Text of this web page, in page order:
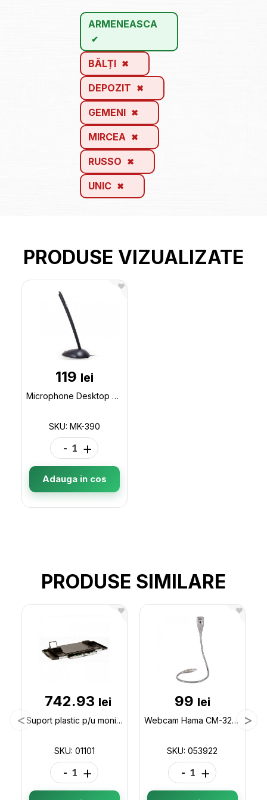
ARMENEASCA
BĂLȚI
DEPOZIT
GEMENI
MIRCEA
RUSSO
UNIC
PRODUSE VIZUALIZATE
119 lei
Microphone Desktop SVEN MK-390 MK-390
SKU: MK-390
- +
Adauga in cos
PRODUSE SIMILARE
742.93 lei
Suport plastic p/u monitor 7 piese 01101
SKU: 01101
- +
99 lei
Webcam Hama CM-320 MF 053922
SKU: 053922
- +